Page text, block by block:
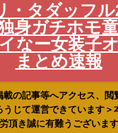
・タダッフル
身ガチホモ
なー女装子
まとめ速報
の記事等へアクセス、閲
うじて運営できています＞
頂き誠に有難うございます